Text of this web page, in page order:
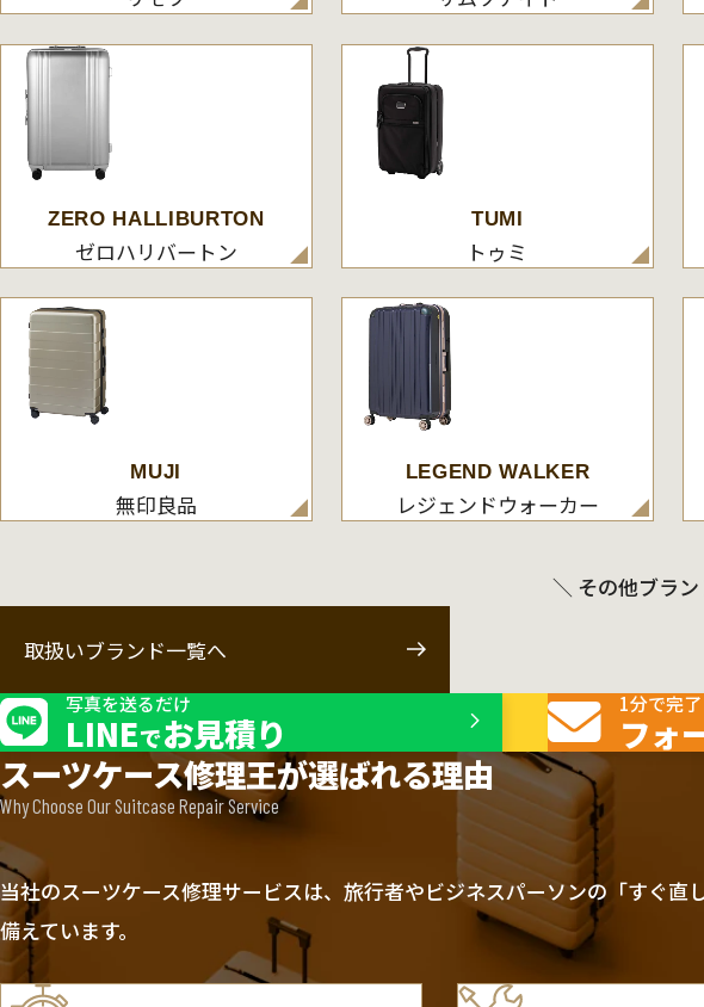
ZERO HALLIBURTON
ゼロハリバートン
TUMI
トゥミ
MUJI
無印良品
LEGEND WALKER
レジェンドウォーカー
＼ その他ブラ
取扱いブランド一覧へ
写真を送るだけ
LINEでお見積り
1分で完了
フォ
スーツケース修理王が選ばれる理由
Why Choose Our Suitcase Repair Service
当社のスーツケース修理サービスは、旅行者やビジネスパーソンの「すぐ
備えています。